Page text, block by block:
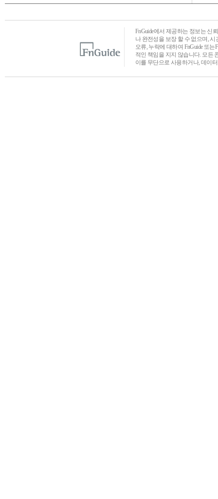
FnGuide에서 제공하는 정보는 신
나 완전성을 보장 할 수 없으며,
오류, 누락에 대하여 FnGuide 또
적인 책임을 지지 않습니다. 모든
이를 무단으로 사용하거나, 데이